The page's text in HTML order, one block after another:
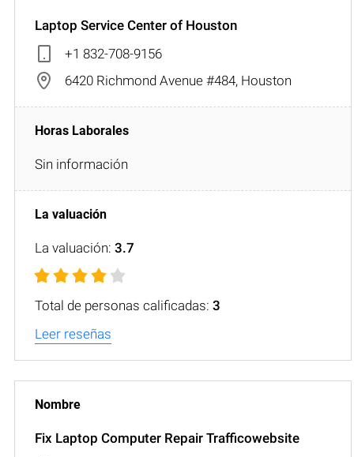
Laptop Service Center of Houston
+1 832-708-9156
6420 Richmond Avenue #484, Houston
Sin información
La valuación: 3.7
Total de personas calificadas: 3
Leer reseñas
Fix Laptop Computer Repair Trafficowebsite